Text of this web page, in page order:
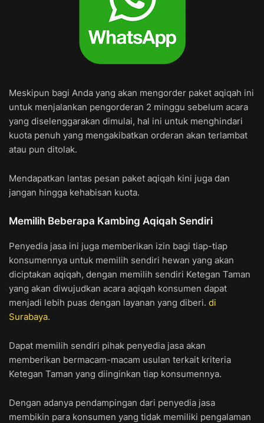
Meskipun bagi Anda yang akan mengorder paket aqiqah ini
untuk menjalankan pengorderan 2 minggu sebelum acara
yang diselenggarakan dimulai, hal ini untuk menghindari
kuota penuh yang mengakibatkan orderan akan terlambat
atau pun ditolak.
Mendapatkan lantas pesan paket aqiqah kini juga dan
jangan hingga kehabisan kuota.
Memilih Beberapa Kambing Aqiqah Sendiri
Penyedia jasa ini juga memberikan izin bagi tiap-tiap
konsumennya untuk memilih sendiri hewan yang akan
diciptakan aqiqah, dengan memilih sendiri Ketegan Taman
yang akan diwujudkan acara aqiqah konsumen dapat
menjadi lebih puas dengan layanan yang diberi. di
Surabaya.
Dapat memilih sendiri pihak penyedia jasa akan
memberikan bermacam-macam usulan terkait kriteria
Ketegan Taman yang diinginkan tiap konsumennya.
Dengan adanya pendampingan dari penyedia jasa
membikin para konsumen yang tidak memiliki pengalaman